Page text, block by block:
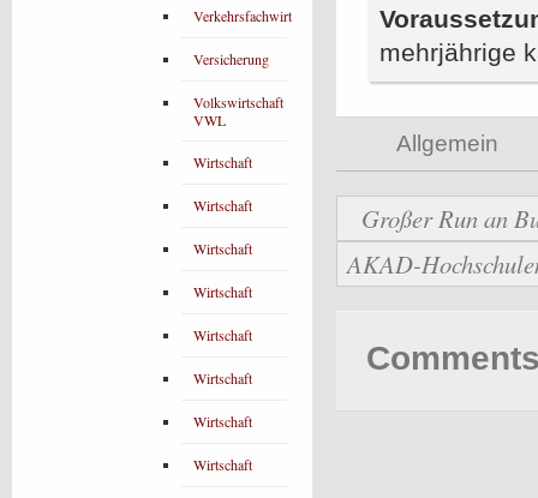
mehrjährige
Allgemein
Großer Run an
AKAD-
Verkehrsfachwirt
Versicherung
Volkswirtschaft
VWL
Wirtschaft
Wirtschaft
Wirtschaft
Wirtschaft
Wirtschaft
Wirtschaft
Wirtschaft
Wirtschaft